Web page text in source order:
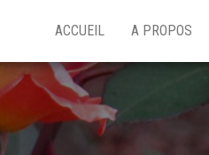
ACCUEIL A PROPOS